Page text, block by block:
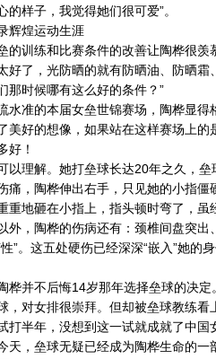
的样子，我觉得她们很可爱”。
煌运动生涯
训练和比赛条件的改善让陶桦很羡
好了，光防晒的就有防晒油、防晒
那时候哪有这么好的条件？”
准的本届女垒世锦赛场，陶桦显得
美好的想像，如果站在这样赛场上
好！
理解。她打垒球长达20年之久，垒
痛，陶桦伸出右手，只见她的小指
重地砸在小指上，指头顿时弯了，虽
，陶桦的伤病还有：颈椎间盘突出
”。这五处硬伤已经深深“嵌入”她的
并不后悔14岁那年选择垒球的决定
，对女排很崇拜。但却被垒球教练看
打半年，没想到这一试就成就了中国
，垒球无疑已经成为陶桦生命的一